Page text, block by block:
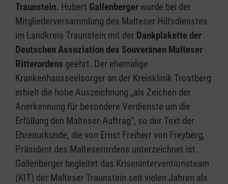
Traunstein. Hubert Gallenbergerwurde bei der
Mitgliederversammlung des Malteser Hilfsdienstes
im Landkreis Traunstein mit der Dankplakette der
Deutschen Assoziation des Souveränen Malteser
Ritterordens geehrt. Der ehemalige
Krankenhausseelsorger an der Kreisklinik Trostberg
erhielt die hohe Auszeichnung „als Zeichen der
Anerkennung für besondere Verdienste um die
Erfüllung den Malteser-Auftrag“, so der Text der
Ehrenurkunde, die von Ernst Freiherr von Freyberg,
Präsident des Malteserordens unterzeichnet ist.
Gallenberger begleitet das Kriseninterventionsteam
(KIT) der Malteser Traunstein seit vielen Jahren als